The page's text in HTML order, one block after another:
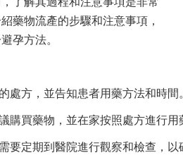
藥物流產的步驟和注意事項，
孕方法。
處方，並告知患者用藥方法和時間
購買藥物，並在家按照處方進行用
要定期到醫院進行觀察和檢查，